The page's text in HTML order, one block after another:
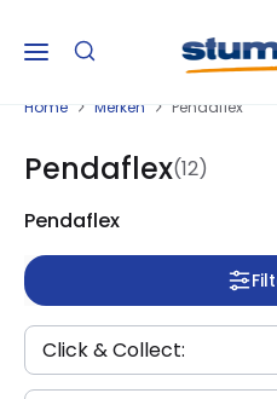
Home Merken Pendaflex
Pendaflex(12)
Pendaflex
Click & Collect: